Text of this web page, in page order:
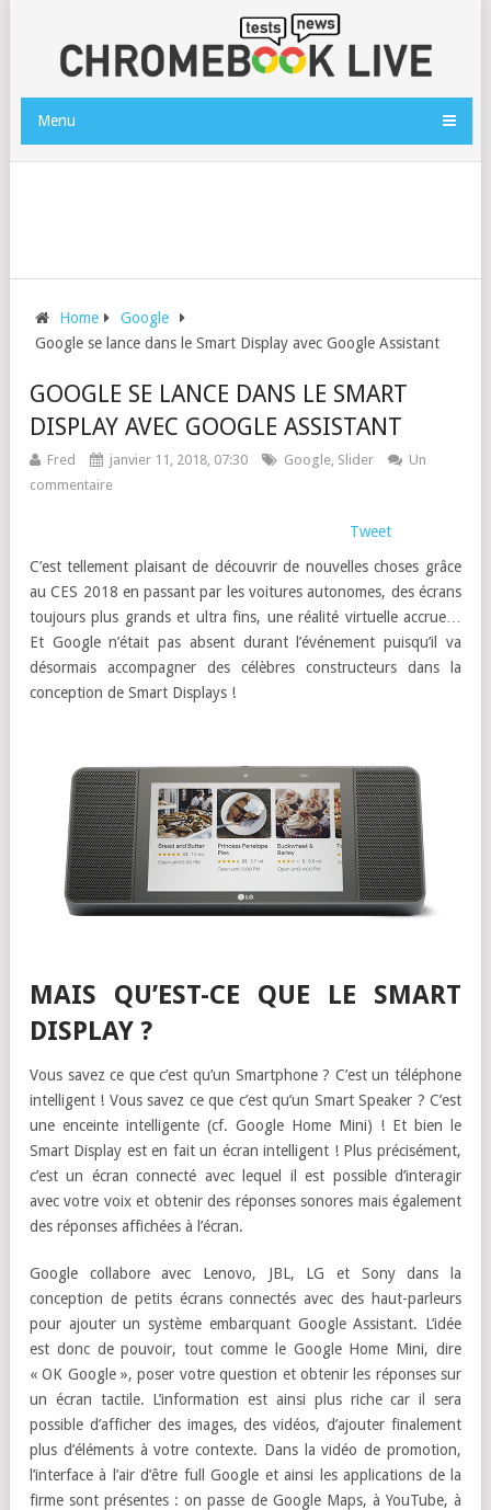
Menu
Home
Google
Google se lance dans le Smart Display avec Google Assistant
GOOGLE SE LANCE DANS LE SMART
DISPLAY AVEC GOOGLE ASSISTANT
Fred janvier 11, 2018, 07:30 Google, Slider
Un
commentaire
Tweet
C’est tellement plaisant de découvrir de nouvelles choses grâce
au CES 2018 en passant par les voitures autonomes, des écrans
toujours plus grands et ultra fins, une réalité virtuelle accrue…
Et Google n’était pas absent durant l’événement puisqu’il va
désormais accompagner des célèbres constructeurs dans la
conception de Smart Displays !
MAIS QU’EST-CE QUE LE SMART
DISPLAY ?
Vous savez ce que c’est qu’un Smartphone ? C’est un téléphone
intelligent ! Vous savez ce que c’est qu’un Smart Speaker ? C’est
une enceinte intelligente (cf. Google Home Mini) ! Et bien le
Smart Display est en fait un écran intelligent ! Plus précisément,
c’est un écran connecté avec lequel il est possible d’interagir
avec votre voix et obtenir des réponses sonores mais également
des réponses affichées à l’écran.
Google collabore avec Lenovo, JBL, LG et Sony dans la
conception de petits écrans connectés avec des haut-parleurs
pour ajouter un système embarquant Google Assistant. L’idée
est donc de pouvoir, tout comme le Google Home Mini, dire
« OK Google », poser votre question et obtenir les réponses sur
un écran tactile. L’information est ainsi plus riche car il sera
possible d’afficher des images, des vidéos, d’ajouter finalement
plus d’éléments à votre contexte. Dans la vidéo de promotion,
l’interface à l’air d’être full Google et ainsi les applications de la
firme sont présentes : on passe de Google Maps, à YouTube, à